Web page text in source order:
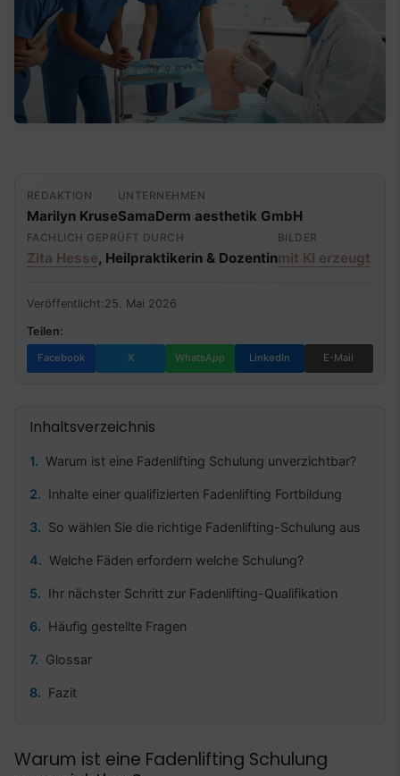
REDAKTION
Marilyn Kruse
UNTERNEHMEN
SamaDerm aesthetik GmbH
FACHLICH GEPRÜFT DURCH
Zita Hesse, Heilpraktikerin & Dozentin
BILDER
mit KI erzeugt
Veröffentlicht: 25. Mai 2026
Teilen:
Facebook X WhatsApp LinkedIn E-Mail
Inhaltsverzeichnis
Warum ist eine Fadenlifting Schulung unverzichtbar?
Inhalte einer qualifizierten Fadenlifting Fortbildung
So wählen Sie die richtige Fadenlifting-Schulung aus
Welche Fäden erfordern welche Schulung?
Ihr nächster Schritt zur Fadenlifting-Qualifikation
Häufig gestellte Fragen
Glossar
Fazit
Warum ist eine Fadenlifting Schulung